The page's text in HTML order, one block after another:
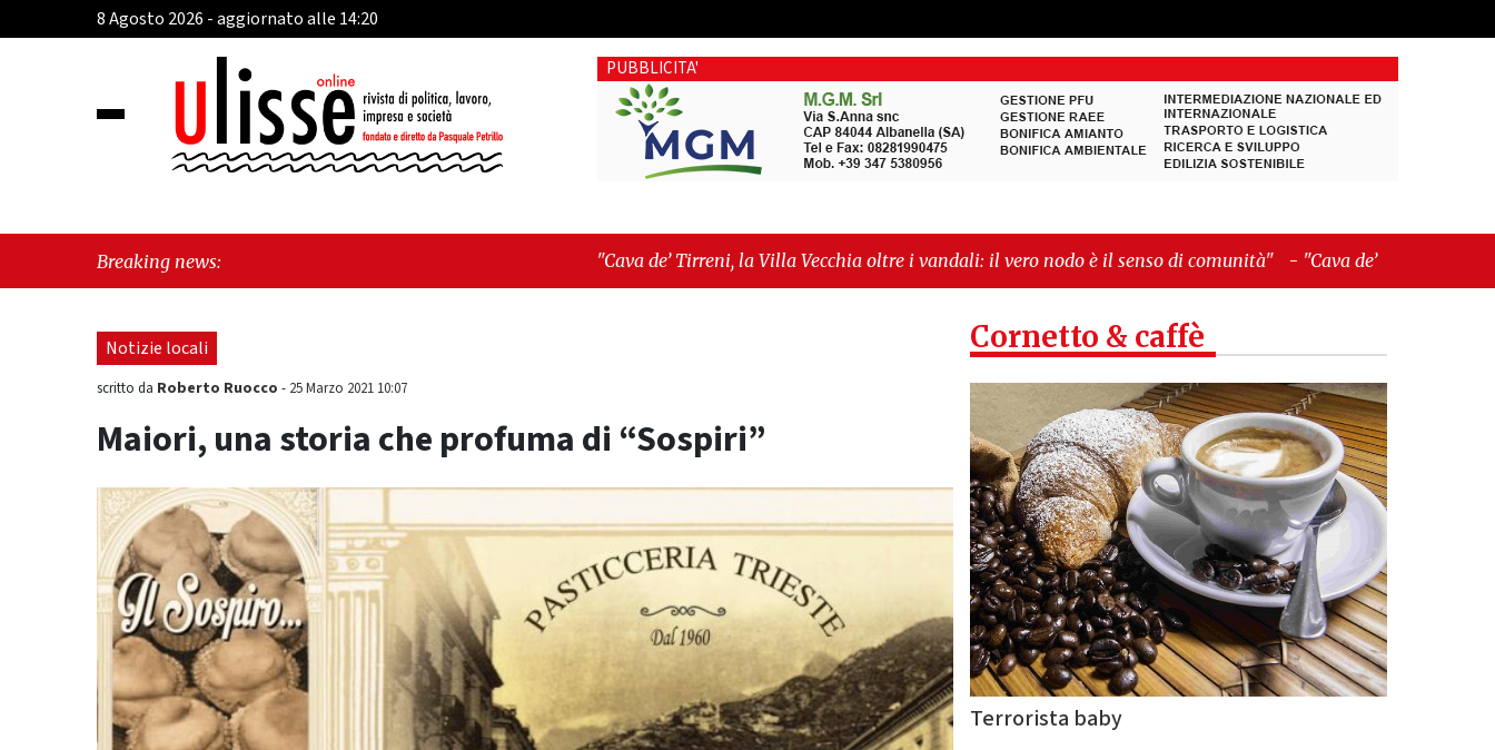
8 Agosto 2026 - aggiornato alle 14:20
PUBBLICITA'
Breaking news: "Cava de’ Tirreni, la Villa Vecchia oltre i vandali: il vero nodo è il senso di comunità" - "Cava de’ Tirreni, La Fratellanza sull'ultima seduta
consiliare: “Serve chiarezza!”"
Notizie locali
scritto da Roberto Ruocco - 25 Marzo 2021 10:07
Maiori, una storia che profuma di “Sospiri”
Cornetto & caffè
Terrorista baby